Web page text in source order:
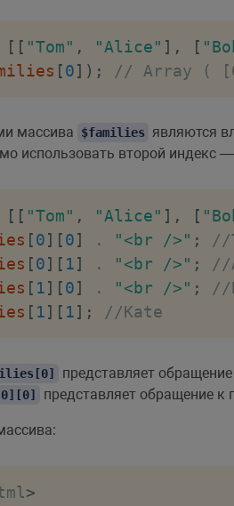
[ [ "Tom" , "Alice" ] , [
[0] ) ; // Array (
массива $families являются
использовать второй индекс —
[ [ "Tom" , "Alice" ] , [
[0] [0] . "<br />" ;
//
[0] [ 1] . "<br />" ;
//
[ 1] [0] . "<br />" ;
//
[ 1] [ 1] ; //Kate
представляет
представляет обращение к
>